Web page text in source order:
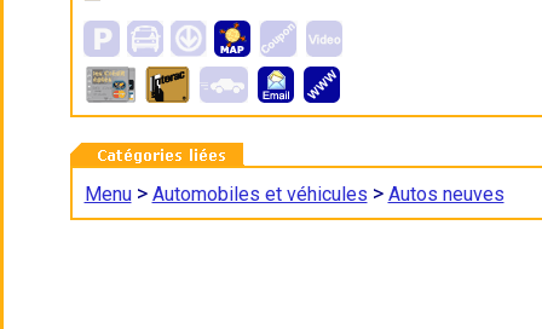
Menu> Automobiles et véhicules > Autos neuves